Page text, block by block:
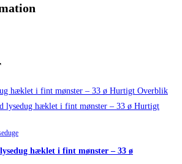
Hurtigt Overblik
Hurtigt
hæklet i fint mønster – 33 ø